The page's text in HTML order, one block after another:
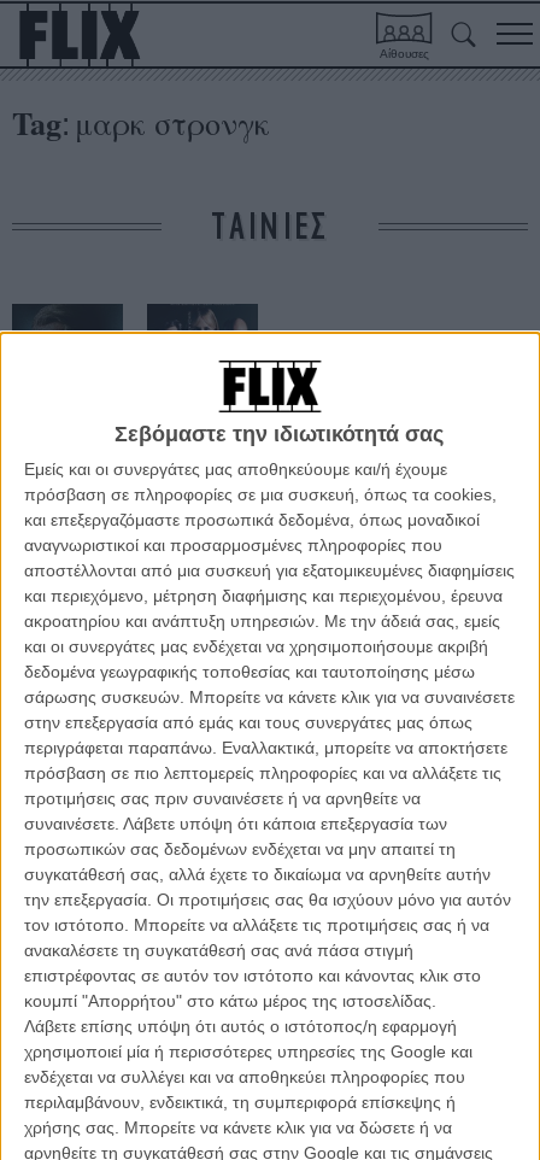
Σεβόμαστε την ιδιωτικότητά σας
Εμείς και οι συνεργάτες μας αποθηκεύουμε και/ή έχουμε
πρόσβαση σε πληροφορίες σε μια συσκευή, όπως τα cookies,
και επεξεργαζόμαστε προσωπικά δεδομένα, όπως μοναδικοί
αναγνωριστικοί και προσαρμοσμένες πληροφορίες που
αποστέλλονται από μια συσκευή για εξατομικευμένες διαφημίσεις
και περιεχόμενο, μέτρηση διαφήμισης και περιεχομένου, έρευνα
ακροατηρίου και ανάπτυξη υπηρεσιών. Με την άδειά σας, εμείς
και οι συνεργάτες μας ενδέχεται να χρησιμοποιήσουμε ακριβή
δεδομένα γεωγραφικής τοποθεσίας και ταυτοποίησης μέσω
σάρωσης συσκευών. Μπορείτε να κάνετε κλικ για να συναινέσετε
στην επεξεργασία από εμάς και τους συνεργάτες μας όπως
περιγράφεται παραπάνω. Εναλλακτικά, μπορείτε να αποκτήσετε
πρόσβαση σε πιο λεπτομερείς πληροφορίες και να αλλάξετε τις
προτιμήσεις σας πριν συναινέσετε ή να αρνηθείτε να
συναινέσετε. Λάβετε υπόψη ότι κάποια επεξεργασία των
προσωπικών σας δεδομένων ενδέχεται να μην απαιτεί τη
συγκατάθεσή σας, αλλά έχετε το δικαίωμα να αρνηθείτε αυτήν
την επεξεργασία. Οι προτιμήσεις σας θα ισχύουν μόνο για αυτόν
τον ιστότοπο. Μπορείτε να αλλάξετε τις προτιμήσεις σας ή να
ανακαλέσετε τη συγκατάθεσή σας ανά πάσα στιγμή
επιστρέφοντας σε αυτόν τον ιστότοπο και κάνοντας κλικ στο
κουμπί "Απορρήτου" στο κάτω μέρος της ιστοσελίδας.
Λάβετε επίσης υπόψη ότι αυτός ο ιστότοπος/η εφαρμογή
χρησιμοποιεί μία ή περισσότερες υπηρεσίες της Google και
ενδέχεται να συλλέγει και να αποθηκεύει πληροφορίες που
περιλαμβάνουν, ενδεικτικά, τη συμπεριφορά επίσκεψης ή
χρήσης σας. Μπορείτε να κάνετε κλικ για να δώσετε ή να
αρνηθείτε τη συγκατάθεσή σας στην Google και τις σημάνσεις
Αίθουσες
Tag: μαρκ στρονγκ
ΤΑΙΝΙΕΣ
Κι ο Κλήρος
Επεσε στον
Σμάιλι
Αμνησία
ΑΡΘΡΑ
«We'll take it». O Σάσα Μπάρον Κοέν και ο Μάρκ
Στρόνγκ είναι οι «Brothers Grimsby»
/ 01 ΝΟΕ 2015 Γιώργος Κρασσακόπουλος
Τέλος ο Τζέιμς Μπόντ για τον Ντάνιελ Κρεγκ;
ΝΕΑ /24 ΦΕΒ 2016/ Γιώργος Κρασσακόπουλος
Η επιτυχία είναι υπερτιμημένη. Δεν σε κάνει
καλύτερο, δεν σε πάει πουθενά η επιτυχία. Είναι
απλώς ένα ωραίο, ανεβαστικό, επιφανειακό
συναίσθημα.»